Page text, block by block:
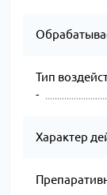
Тип
-
Характер